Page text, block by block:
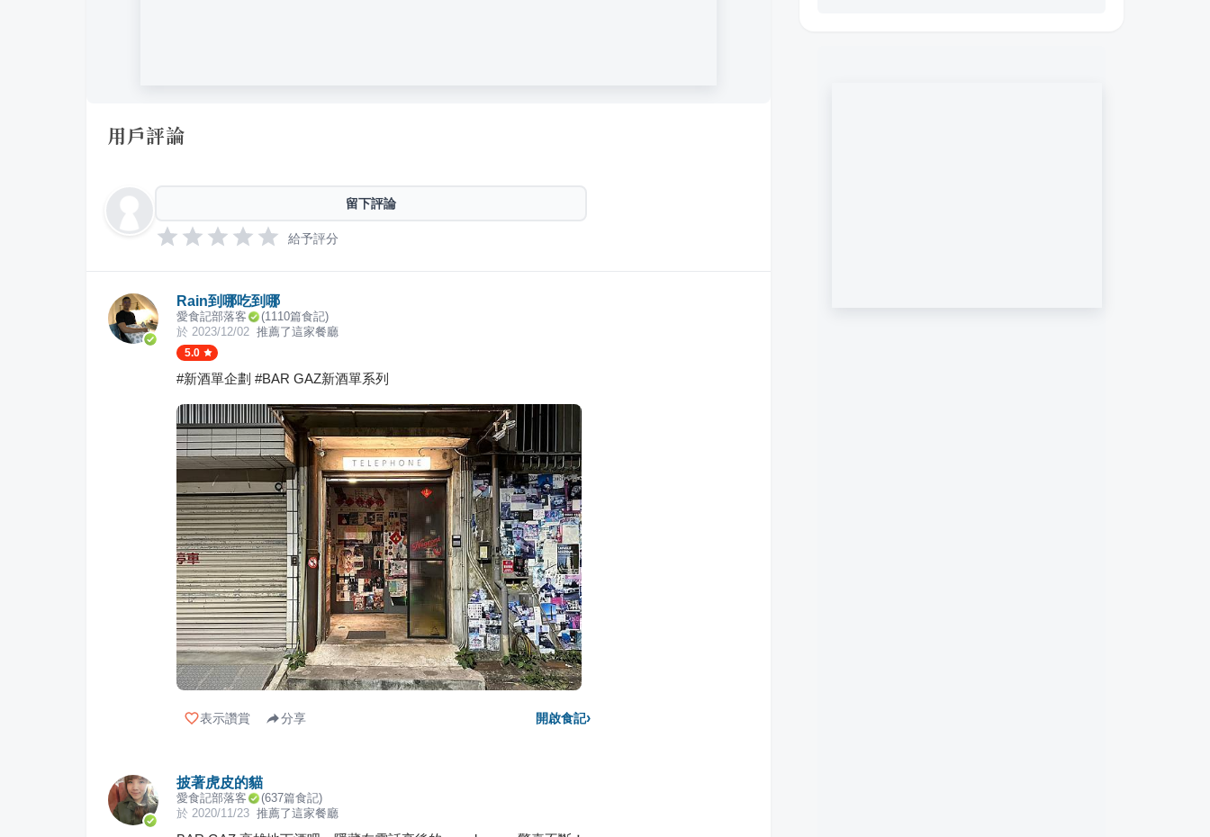
用戶評論
留下評論
給予評分
Rain到哪吃到哪
愛食記部落客 (1110篇食記)
於 2023/12/02 推薦了這家餐廳
5.0
#新酒單企劃 #BAR GAZ新酒單系列
表示讚賞 分享 開啟食記›
披著虎皮的貓
愛食記部落客 (637篇食記)
於 2020/11/23 推薦了這家餐廳